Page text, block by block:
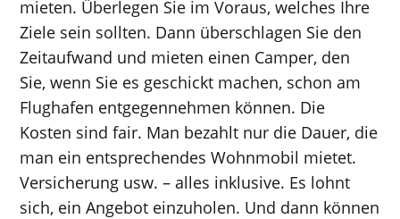
mieten. Überlegen Sie im Voraus, welches Ihre
Ziele sein sollten. Dann überschlagen Sie den
Zeitaufwand und mieten einen Camper, den
Sie, wenn Sie es geschickt machen, schon am
Flughafen entgegennehmen können. Die
Kosten sind fair. Man bezahlt nur die Dauer, die
man ein entsprechendes Wohnmobil mietet.
Versicherung usw. – alles inklusive. Es lohnt
sich, ein Angebot einzuholen. Und dann können